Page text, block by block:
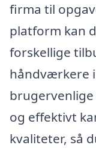
firma til
platform kan
forskellige
håndværkere
og effektivt
kvaliteter, så